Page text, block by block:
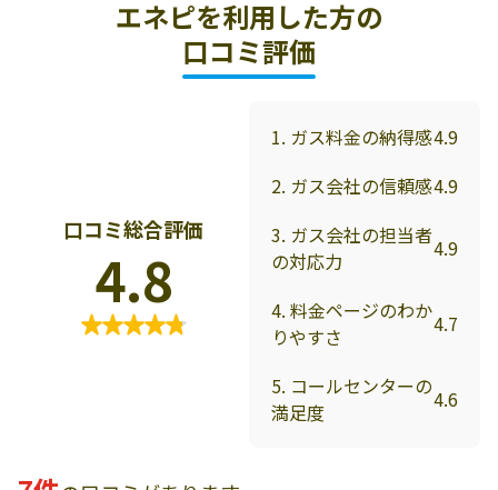
エネピを利用した方の
口コミ評価
口コミ総合評価
4.8
1. ガス料金の納得感4.9
2. ガス会社の信頼感4.9
3. ガス会社の担当者
の対応力
4.9
4. 料金ページのわか
りやすさ
4.7
5. コールセンターの
満足度
4.6